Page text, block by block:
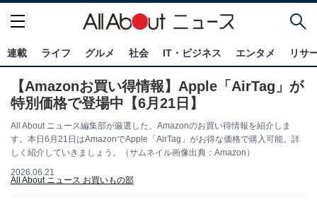
連載 ライフ グルメ 社会 IT・ビジネス エンタメ リサ
【Amazonお買い得情報】Apple「AirTag」が
特別価格で登場中【6月21日】
All About ニュース編集部が厳選した、Amazonのお買い得情報を紹介しま
す。本日6月21日はAmazonでApple「AirTag」がお得な価格で購入可能。詳
しく紹介していきましょう。（サムネイル画像出典：Amazon）
2026.06.21
All About ニュース お買いもの部